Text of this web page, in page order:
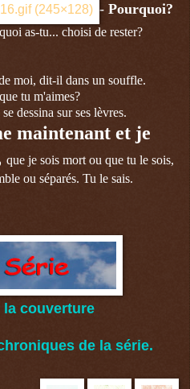
- Pourquoi?
as-tu... choisi de rester?
moi, dit-il dans un souffle.
tu m'aimes?
dessina sur ses lèvres.
maintenant et je
que je sois mort ou que tu le sois,
ou séparés. Tu le sais.
la couverture
de la série.